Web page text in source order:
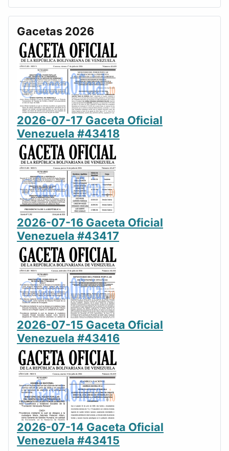
Gacetas 2026
2026-07-17 Gaceta Oficial
Venezuela #43418
2026-07-16 Gaceta Oficial
Venezuela #43417
2026-07-15 Gaceta Oficial
Venezuela #43416
2026-07-14 Gaceta Oficial
Venezuela #43415